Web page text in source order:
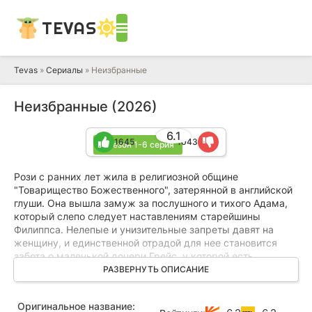
TEVAS
Tevas » Сериалы » Неизбранные
Неизбранные (2026)
1 сезон 1-6 серия
6.1
1645 1043
Рози с ранних лет жила в религиозной общине
"Товарищество Божественного", затерянной в английской
глуши. Она вышла замуж за послушного и тихого Адама,
который слепо следует наставлениям старейшины
Филиппса. Нелепые и унизительные запреты давят на
женщину, и единственной отрадой для нее становится
забота о маленькой дочери Грейс, у которой есть
проблемы со слухом.
выбежала из дома, и обезумевшая от тревоги Рози
РАЗВЕРНУТЬ ОПИСАНИЕ
Оригинальное название: